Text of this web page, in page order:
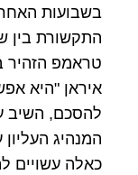
בשבועות
התקשורת בין
טראמפ הזהיר
איראן "היא
להסכם, השיב
המנהיג העליון
כאלה עשויים